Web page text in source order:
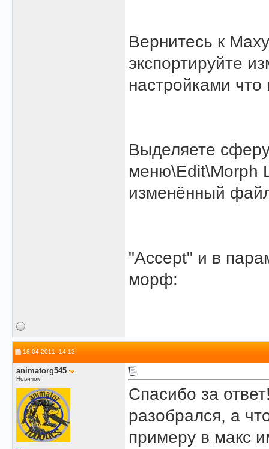
Вернитесь к
экспортируйте
настройками что
Выделяете
меню\Edit\Morph
изменённый
"Accept" и в
морф:
18.04.2011, 14:13
animatorg545
Новичок
Спасибо за
разобрался, а
примеру в макс